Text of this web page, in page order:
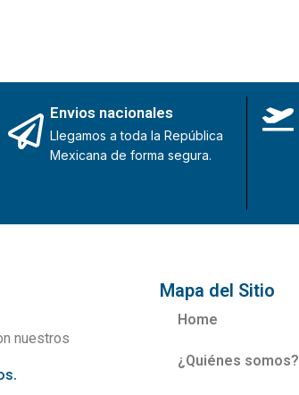
Envios nacionales
Llegamos a toda la República
Mexicana de forma segura.
nuestros
Mapa del Sitio
Home
¿Quiénes somos?